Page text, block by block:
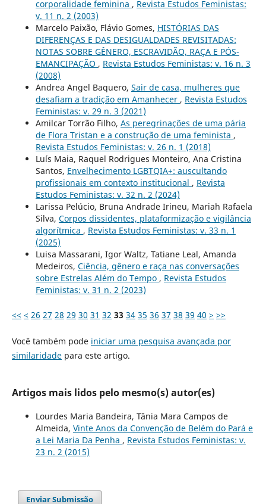
corporalidade feminina , Revista Estudos Feministas:
v. 11 n. 2 (2003)
Marcelo Paixão, Flávio Gomes, HISTÓRIAS DAS
DIFERENÇAS E DAS DESIGUALDADES REVISITADAS:
NOTAS SOBRE GÊNERO, ESCRAVIDÃO, RAÇA E PÓS-
EMANCIPAÇÃO , Revista Estudos Feministas: v. 16 n. 3
(2008)
Andrea Angel Baquero, Sair de casa, mulheres que
desafiam a tradição em Amanhecer , Revista Estudos
Feministas: v. 29 n. 3 (2021)
Amilcar Torrão Filho, As peregrinações de uma pária
de Flora Tristan e a construção de uma feminista ,
Revista Estudos Feministas: v. 26 n. 1 (2018)
Luís Maia, Raquel Rodrigues Monteiro, Ana Cristina
Santos, Envelhecimento LGBTQIA+: auscultando
profissionais em contexto institucional , Revista
Estudos Feministas: v. 32 n. 2 (2024)
Larissa Pelúcio, Bruna Andrade Irineu, Mariah Rafaela
Silva, Corpos dissidentes, plataformização e vigilância
algorítmica , Revista Estudos Feministas: v. 33 n. 1
(2025)
Luisa Massarani, Igor Waltz, Tatiane Leal, Amanda
Medeiros, Ciência, gênero e raça nas conversações
sobre Estrelas Além do Tempo , Revista Estudos
Feministas: v. 31 n. 2 (2023)
<< < 26 27 28 29 30 31 32 33 34 35 36 37 38 39 40 > >>
Você também pode iniciar uma pesquisa avançada por
similaridadepara este artigo.
Artigos mais lidos pelo mesmo(s) autor(es)
Lourdes Maria Bandeira, Tânia Mara Campos de
Almeida, Vinte Anos da Convenção de Belém do Pará e
a Lei Maria Da Penha , Revista Estudos Feministas: v.
23 n. 2 (2015)
Enviar Submissão